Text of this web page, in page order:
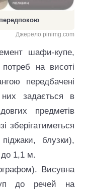
Джерело pinimg.com
шафи-купе,
на висоті
передбачені
задається в
предметів
зберігатиметься
блузки),
1,1 м.
Висувна
до речей на